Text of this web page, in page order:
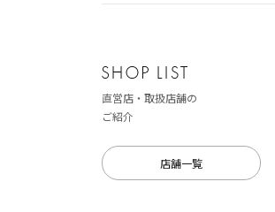
直営店・取扱店舗の
ご紹介
店舗一覧